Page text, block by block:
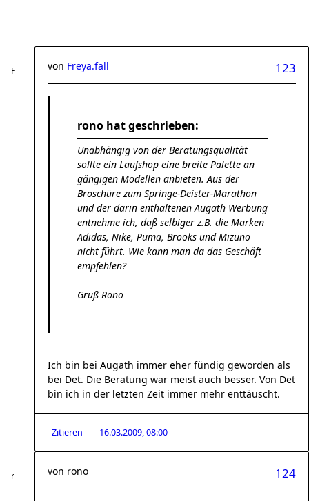
123
von Freya.fall
rono hat geschrieben:
Unabhängig von der Beratungsqualität
sollte ein Laufshop eine breite Palette an
gängigen Modellen anbieten. Aus der
Broschüre zum Springe-Deister-Marathon
und der darin enthaltenen Augath Werbung
entnehme ich, daß selbiger z.B. die Marken
Adidas, Nike, Puma, Brooks und Mizuno
nicht führt. Wie kann man da das Geschäft
empfehlen?
Gruß Rono
Ich bin bei Augath immer eher fündig geworden als
bei Det. Die Beratung war meist auch besser. Von Det
bin ich in der letzten Zeit immer mehr enttäuscht.
Zitieren 16.03.2009, 08:00
124
von rono